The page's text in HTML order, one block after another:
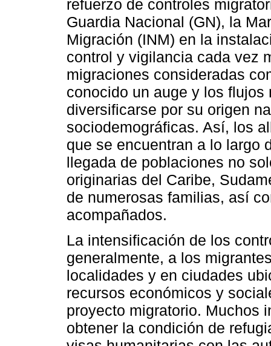
refuerzo de controles
Guardia Nacional (GN), la
Migración (INM) en la
control y vigilancia cada vez
migraciones consideradas
conocido un auge y los
diversificarse por su origen
sociodemográficas. Así, los
que se encuentran a lo largo
llegada de poblaciones no
originarias del Caribe,
de numerosas familias, así
acompañados.
La intensificación de los
generalmente, a los
localidades y en ciudades
recursos económicos y
proyecto migratorio. Muchos
obtener la condición de